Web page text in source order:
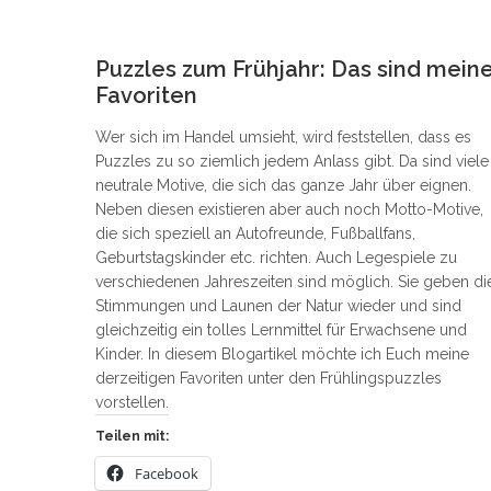
Puzzles zum Frühjahr: Das sind
Favoriten
Wer sich im Handel umsieht, wird feststellen, dass es
Puzzles zu so ziemlich jedem Anlass gibt. Da sind viele
neutrale Motive, die sich das ganze Jahr über eignen.
Neben diesen existieren aber auch noch Motto-Motive,
die sich speziell an Autofreunde, Fußballfans,
Geburtstagskinder etc. richten. Auch Legespiele zu
verschiedenen Jahreszeiten sind möglich. Sie geben
Stimmungen und Launen der Natur wieder und sind
gleichzeitig ein tolles Lernmittel für Erwachsene und
Kinder. In diesem Blogartikel möchte ich Euch meine
derzeitigen Favoriten unter den Frühlingspuzzles
vorstellen.
Teilen mit:
Facebook